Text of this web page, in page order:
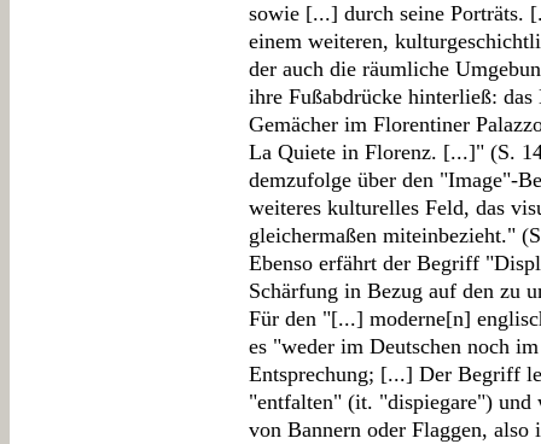
sowie [...] durch seine Porträts.
einem weiteren,
der auch die räumliche
ihre Fußabdrücke hinterließ:
Gemächer im Florentiner
La Quiete in Florenz. [...]" (S.
demzufolge über den "Image"-
weiteres kulturelles Feld, das
gleichermaßen miteinbezieht."
Ebenso erfährt der Begriff
Schärfung in Bezug auf den zu
Für den "[...] moderne[n]
es "weder im Deutschen noch
Entsprechung; [...] Der Begriff
"entfalten" (it. "dispiegare")
von Bannern oder Flaggen,